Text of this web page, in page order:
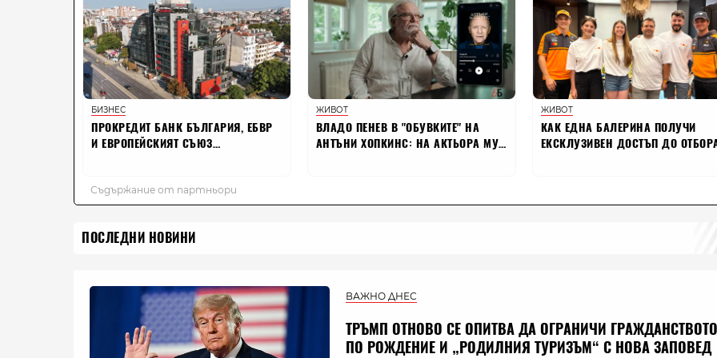
ПОСЛЕДНИ НОВИНИ
ВАЖНО ДНЕС
ТРЪМП ОТНОВО СЕ ОПИТВА ДА ОГРАНИЧИ ГРАЖДАНСТВОТО
ПО РОЖДЕНИЕ И „РОДИЛНИЯ ТУРИЗЪМ“ С НОВА ЗАПОВЕД